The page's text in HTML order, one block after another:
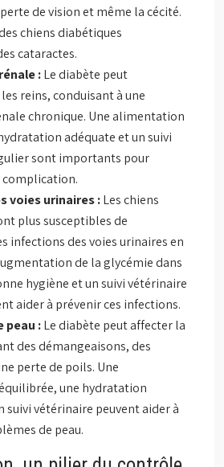
de vision et même la cécité.
chiens diabétiques
cataractes.
:Le diabète peut
reins, conduisant à une
chronique. Une alimentation
adéquate et un suivi
sont importants pour
voies urinaires :Les chiens
plus susceptibles de
infections des voies urinaires en
de la glycémie dans
hygiène et un suivi vétérinaire
aider à prévenir ces infections.
peau :Le diabète peut affecter la
des démangeaisons, des
perte de poils. Une
une hydratation
suivi vétérinaire peuvent aider à
de peau.